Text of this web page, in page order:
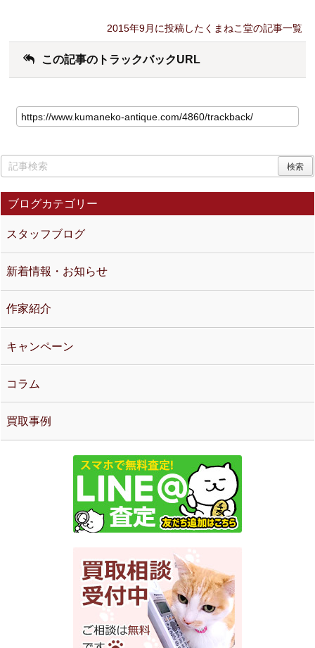
2015年9月に投稿したくまねこ堂の記事一覧
この記事のトラックバックURL
ブログカテゴリー
スタッフブログ
新着情報・お知らせ
作家紹介
キャンペーン
コラム
買取事例